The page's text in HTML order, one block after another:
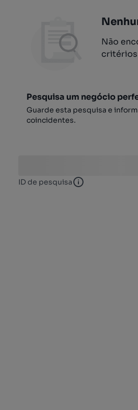
Não
critérios
Pesquisa um negócio
Guarde esta pesquisa e
coincidentes.
ID de pesquisa ID de pesquisa